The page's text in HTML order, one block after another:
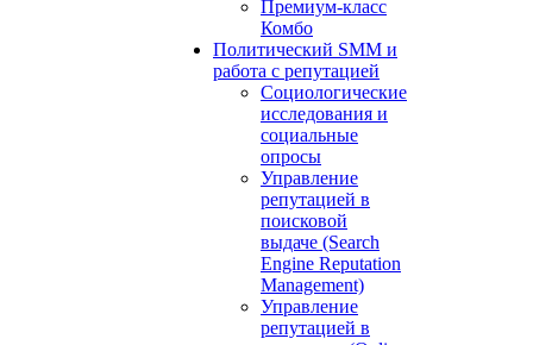
Премиум-класс
Комбо
Политический SMM и
работа с репутацией
Социологические
исследования и
социальные
опросы
Управление
репутацией в
поисковой
выдаче (Search
Engine Reputation
Management)
Управление
репутацией в